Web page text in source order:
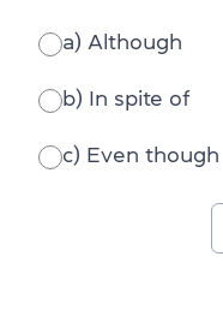
a) Although
b) In spite of
c) Even though